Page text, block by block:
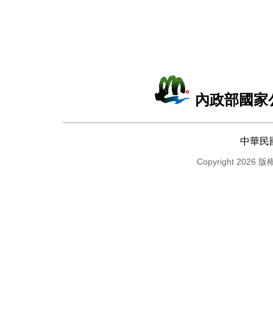
內政部國
中華民
Copyright 2026 版